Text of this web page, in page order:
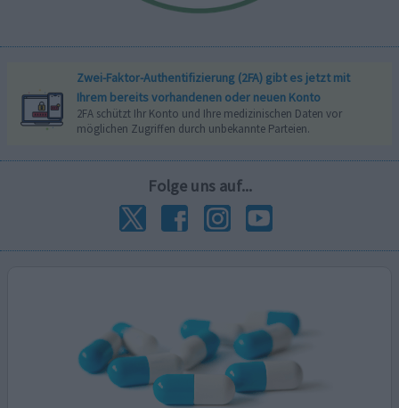
Zwei-Faktor-Authentifizierung (2FA) gibt es jetzt mit
Ihrem bereits vorhandenen oder neuen Konto
2FA schützt Ihr Konto und Ihre medizinischen Daten vor
möglichen Zugriffen durch unbekannte Parteien.
Folge uns auf...